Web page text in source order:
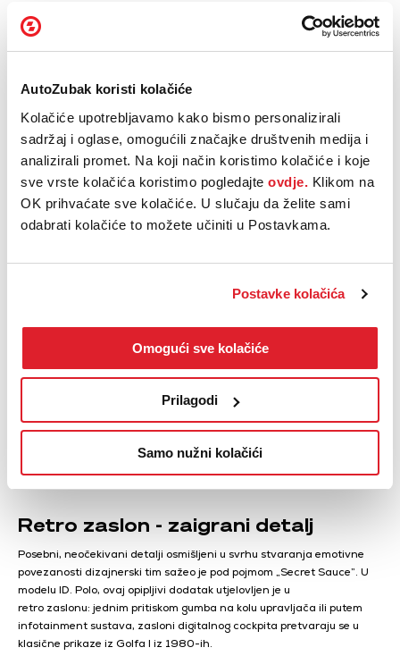
AutoZubak koristi kolačiće
Kolačiće upotrebljavamo kako bismo personalizirali
sadržaj i oglase, omogućili značajke društvenih medija i
analizirali promet. Na koji način koristimo kolačiće i koje
sve vrste kolačića koristimo pogledajte ovdje. Klikom na
OK prihvaćate sve kolačiće. U slučaju da želite sami
odabrati kolačiće to možete učiniti u Postavkama.
Postavke kolačića
Omogući sve kolačiće
Prilagodi
Samo nužni kolačići
Posebni gumbi za funkcije klima-uređaja i upozoravajuće žaruljice
integrirani su u traku ispod zaslona infotainment sustava.
strukturiranim poljima gumba. Između podloge za smartphone i
držača za napitke smješten je rotacijski upravljački element za
upravljanje audio sustavom. Lako je dostupan vozaču i suvozaču, a
omogućuje podešavanje glasnoće, kao i odabir pjesama te
radiostanica. Značajka ID.Light znatno je dodatno razvijena: ova
interaktivna i intuitivna svjetlosna traka sada se proteže ne samo
cijelom širinom instrumentne ploče pri donjem rubu vjetrobranskog
stakla, već, prvi put, i preko prednjih vrata.
Retro zaslon - zaigrani detalj
Posebni, neočekivani detalji osmišljeni u svrhu stvaranja emotivne
povezanosti dizajnerski tim sažeo je pod pojmom „Secret Sauce”. U
modelu ID. Polo, ovaj opipljivi dodatak utjelovljen je u
retro zaslonu: jednim pritiskom gumba na kolu upravljača ili putem
infotainment sustava, zasloni digitalnog cockpita pretvaraju se u
klasične prikaze iz Golfa I iz 1980-ih.